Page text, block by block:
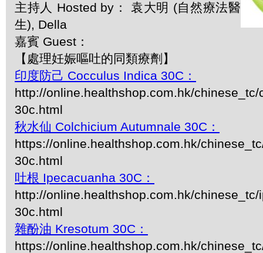
主持人 Hosted by： 袁大明 (自然療法醫
生), Della
嘉賓 Guest：
【處理妊娠嘔吐的同類療劑】
印度防己 Cocculus Indica 30C：
http://online.healthshop.com.hk/
30c.html
秋水仙 Colchicium Autumnale 30C：
https://online.healthshop.com.hk/
30c.html
吐根 Ipecacuanha 30C：
http://online.healthshop.com.hk/chinese_tc/
30c.html
雜酚油 Kresotum 30C：
https://online.healthshop.com.hk/